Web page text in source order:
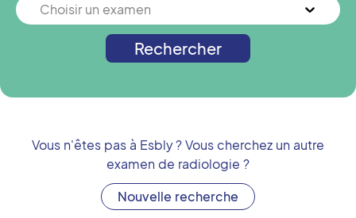
Choisir un examen
Rechercher
Vous n'êtes pas à Esbly? Vous cherchez un autre
examen de radiologie ?
Nouvelle recherche